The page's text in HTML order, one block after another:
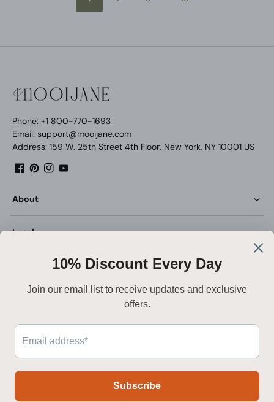
Phone: +1 800-770-1693
Email: support@mooijane.com
Address: 159 W. 25th Street 4th Floor, New York, NY 10001 US
About
Legal
Customer Service
Zahlungsmethoden